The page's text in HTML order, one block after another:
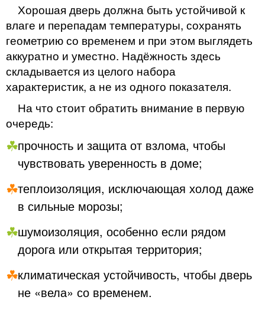
Хорошая дверь должна быть устойчивой к
влаге и перепадам температуры, сохранять
геометрию со временем и при этом выглядеть
аккуратно и уместно. Надёжность здесь
складывается из целого набора
характеристик, а не из одного показателя.
На что стоит обратить внимание в первую
очередь:
прочность и защита от взлома, чтобы
чувствовать уверенность в доме;
теплоизоляция, исключающая холод даже
в сильные морозы;
шумоизоляция, особенно если рядом
дорога или открытая территория;
климатическая устойчивость, чтобы дверь
не «вела» со временем.